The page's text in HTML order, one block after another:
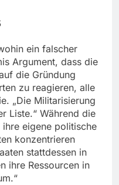
ein falscher
Argument, dass die
die Gründung
zu reagieren, alle
„Die Militarisierung
Liste.“ Während die
ihre eigene politische
konzentrieren
stattdessen in
ihre Ressourcen in